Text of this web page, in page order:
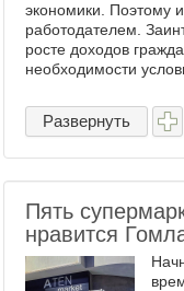
экономики. Поэтому
работодателем.
росте доходов
необходимости
Развернуть
Пять
нравится